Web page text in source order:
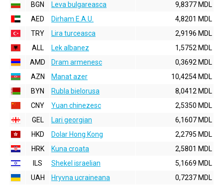
BGN
Leva bulgareasca
9,8377 MDL
AED
Dirham E.A.U.
4,8201 MDL
TRY
Lira turceasca
2,9196 MDL
ALL
Lek albanez
1,5752 MDL
AMD
Dram armenesc
0,3692 MDL
AZN
Manat azer
10,4254 MDL
BYN
Rubla bielorusa
8,0412 MDL
CNY
Yuan chinezesc
2,5350 MDL
GEL
Lari georgian
6,1607 MDL
HKD
Dolar Hong Kong
2,2795 MDL
HRK
Kuna croata
2,5801 MDL
ILS
Shekel israelian
5,1669 MDL
UAH
Hryvna ucraineana
0,7237 MDL